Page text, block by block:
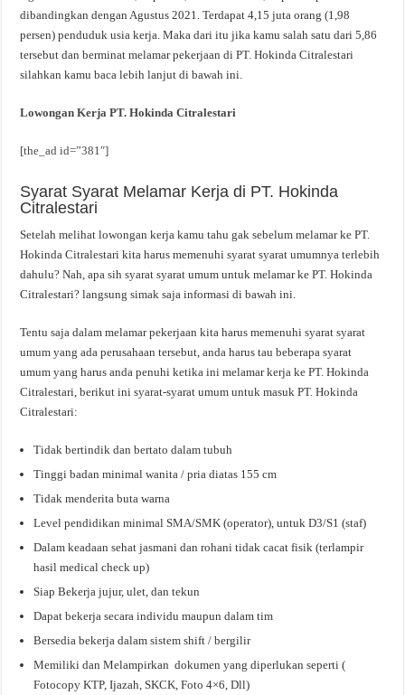
dibandingkan dengan Agustus 2021. Terdapat 4,15 juta orang (1,98
persen) penduduk usia kerja. Maka dari itu jika kamu salah satu dari 5,86
tersebut dan berminat melamar pekerjaan di PT. Hokinda Citralestari
silahkan kamu baca lebih lanjut di bawah ini.
Lowongan Kerja PT. Hokinda Citralestari
[the_ad id=”381″]
Syarat Syarat Melamar Kerja di PT. Hokinda
Citralestari
Setelah melihat lowongan kerja kamu tahu gak sebelum melamar ke PT.
Hokinda Citralestari kita harus memenuhi syarat syarat umumnya terlebih
dahulu? Nah, apa sih syarat syarat umum untuk melamar ke PT. Hokinda
Citralestari? langsung simak saja informasi di bawah ini.
Tentu saja dalam melamar pekerjaan kita harus memenuhi syarat syarat
umum yang ada perusahaan tersebut, anda harus tau beberapa syarat
umum yang harus anda penuhi ketika ini melamar kerja ke PT. Hokinda
Citralestari, berikut ini syarat-syarat umum untuk masuk PT. Hokinda
Citralestari:
Tidak bertindik dan bertato dalam tubuh
Tinggi badan minimal wanita / pria diatas 155 cm
Tidak menderita buta warna
Level pendidikan minimal SMA/SMK (operator), untuk D3/S1 (staf)
Dalam keadaan sehat jasmani dan rohani tidak cacat fisik (terlampir
hasil medical check up)
Siap Bekerja jujur, ulet, dan tekun
Dapat bekerja secara individu maupun dalam tim
Bersedia bekerja dalam sistem shift / bergilir
Memiliki dan Melampirkan dokumen yang diperlukan seperti (
Fotocopy KTP, Ijazah, SKCK, Foto 4×6, Dll)